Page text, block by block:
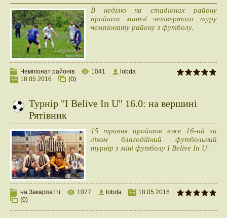
В неділю на стадіонах району
пройшли матчі четвертого туру
чемпіонату району з футболу.
Чемпіонат районів 1041
lobda
18.05.2016
(0)
Турнір "I Belive In U" 16.0: на вершині
Рятівник
15 травня пройшов вже 16-ий за
ліком благодійний футбольний
турнір з міні футболу I Belive In U.
на Закарпатті 1027 lobda
18.05.2016
(0)